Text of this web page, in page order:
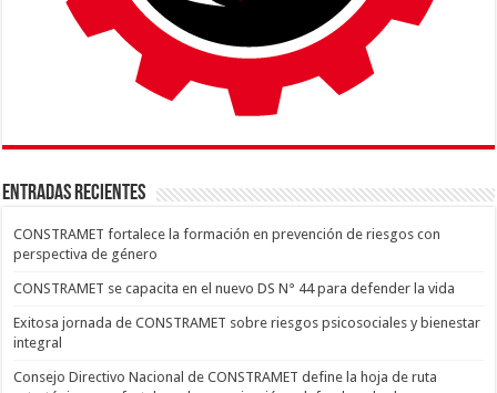
ENTRADAS RECIENTES
CONSTRAMET fortalece la formación en prevención de riesgos con
perspectiva de género
CONSTRAMET se capacita en el nuevo DS N° 44 para defender la vida
Exitosa jornada de CONSTRAMET sobre riesgos psicosociales y bienestar
integral
Consejo Directivo Nacional de CONSTRAMET define la hoja de ruta